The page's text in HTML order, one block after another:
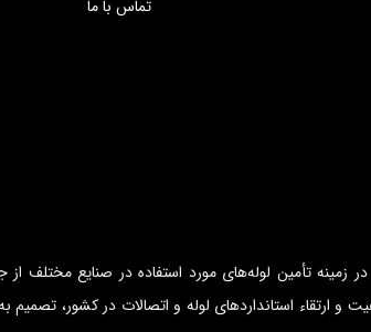
تماس با ما
کویر آریانا فعالیت‌های خود را از سال 1387 ه.ش در زمینه تأمین لوله‌های مورد استفاده
استانداردهای لوله و اتصالات در کشور، تصمیم